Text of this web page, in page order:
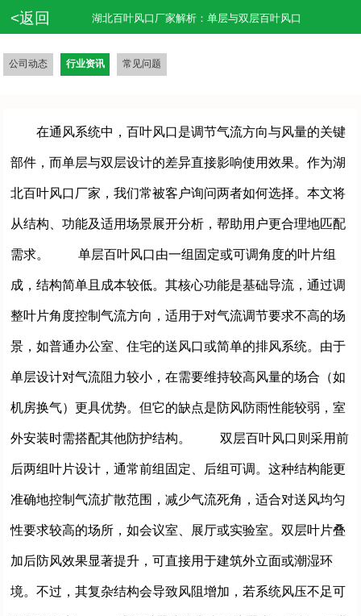
<返回 湖北百叶风口厂家解析：单层与双层百叶风口
公司动态 行业资讯 常见问题
在通风系统中，百叶风口是调节气流方向与风量的关键
部件，而单层与双层设计的差异直接影响使用效果。作为湖
北百叶风口厂家 ，我们常被客户询问两者如何选择。本文将
从结构、功能及适用场景展开分析，帮助用户更合理地匹配
需求。 单层百叶风口由一组固定或可调角度的叶片组
成，结构简单且成本较低。其核心功能是基础导流，通过调
整叶片角度控制气流方向，适用于对气流调节要求不高的场
景，如普通办公室、住宅的送风口或简单的排风系统。由于
单层设计对气流阻力较小，在需要维持较高风量的场合（如
机房换气）更具优势。但它的缺点是防风防雨性能较弱，室
外安装时需搭配其他防护结构。 双层百叶风口则采用前
后两组叶片设计，通常前组固定、后组可调。这种结构能更
准确地控制气流扩散范围，减少气流死角，适合对送风均匀
性要求较高的场所，如会议室、展厅或实验室。双层叶片叠
加后防风效果显著提升，可直接用于建筑外立面或潮湿环
境。不过，其复杂结构会导致风阻增加，若系统风压不足可